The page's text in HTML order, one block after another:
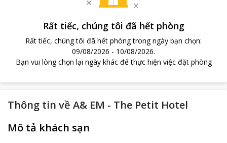
Rất tiếc, chúng tôi đã hết phòng
Rất tiếc, chúng tôi đã hết phòng trong ngày bạn chọn:
09/08/2026 - 10/08/2026.
Bạn vui lòng chọn lại ngày khác để thực hiện việc đặt phòng
Thông tin về A& EM - The Petit Hotel
Mô tả khách sạn